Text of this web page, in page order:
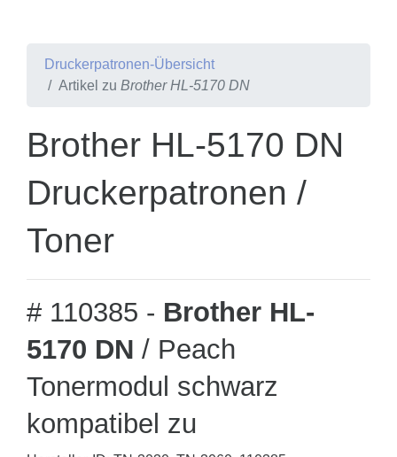
Druckerpatronen-Übersicht
Artikel zu Brother HL-5170 DN
Brother HL-5170 DN
Druckerpatronen /
Toner
# 110385 - Brother HL-
5170 DN / Peach
Tonermodul schwarz
kompatibel zu